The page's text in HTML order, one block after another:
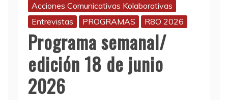
Acciones Comunicativas Kolaborativas
Entrevistas
PROGRAMAS R8O 2026
Programa semanal/
edición 18 de junio
2026